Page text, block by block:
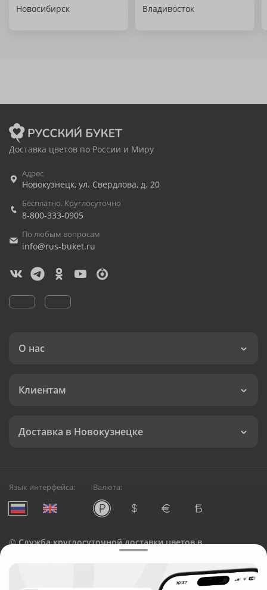
Новосибирск Владивосток
Доставка цветов по России и Миру
Адрес
Новокузнецк, ул. Свердлова, д. 20
Бесплатно. Круглосуточно
8-800-333-0905
По любым вопросам
info@rus-buket.ru
О нас
Клиентам
Доставка в Новокузнецке
Язык интерфейса: Валюта:
©Служба круглосуточной доставки цветов в
Русский Букет, 2026
Общество с ограниченной ответственностью «Технология»